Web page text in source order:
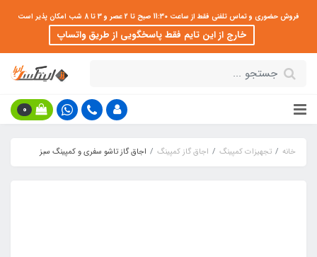
فروش حضوری و تماس تلفنی فقط از ساعت 11:30 صبح تا 2 عصر و 3 تا 8 شب امکان پذیر است
خارج از این تایم فقط پاسخگویی از طریق واتساپ
0
خانه تجهیزات کمپینگ اجاق گاز کمپینگ اجاق گاز تاشو سفری و کمپینگ سبز